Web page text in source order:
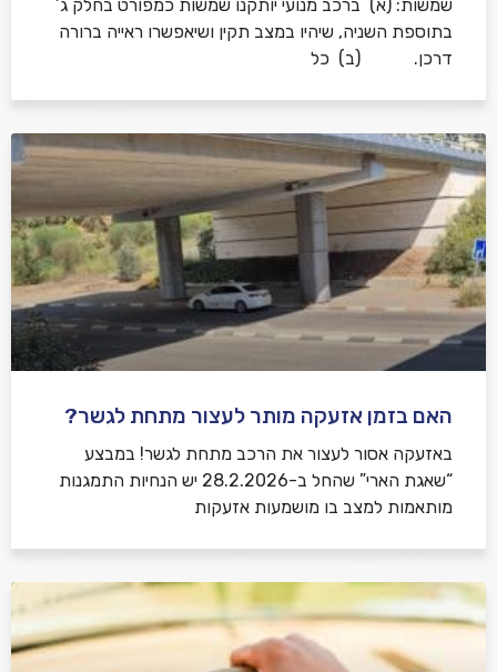
שמשות: (א) ברכב מנועי יותקנו שמשות כמפורט בחלק ג’
בתוספת השניה, שיהיו במצב תקין ושיאפשרו ראייה ברורה
דרכן. (ב) כל
האם בזמן אזעקה מותר לעצור מתחת לגשר?
באזעקה אסור לעצור את הרכב מתחת לגשר! במבצע
“שאגת הארי” שהחל ב-28.2.2026 יש הנחיות התמגנות
מותאמות למצב בו מושמעות אזעקות